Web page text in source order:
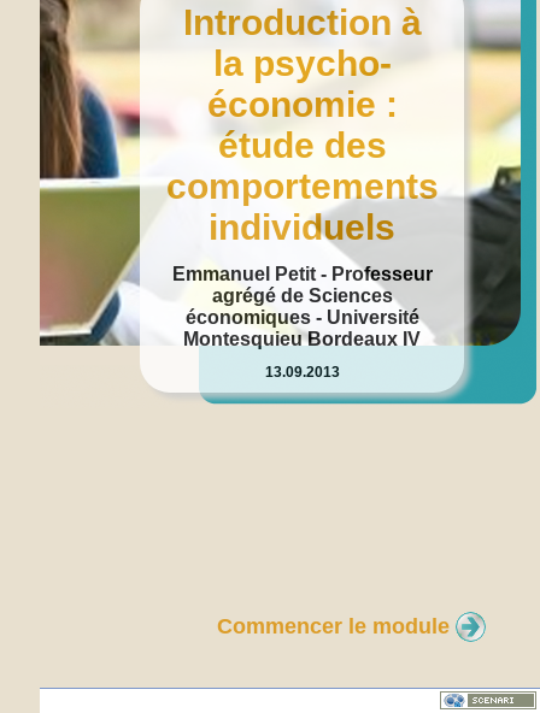
Introduction à
la psycho-
économie :
étude des
comportements
individuels
Emmanuel Petit - Professeur
agrégé de Sciences
économiques - Université
Montesquieu Bordeaux IV
13.09.2013
Commencer le module